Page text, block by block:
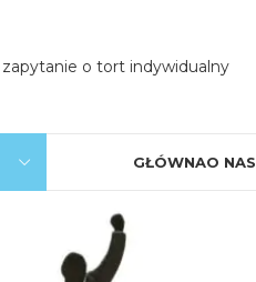
zapytanie o tort indywidualny
GŁÓWNAO NAS